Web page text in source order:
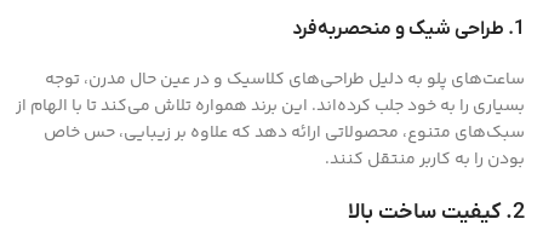
1. طراحی شیک و منحصربه‌فرد
ساعت‌های پلو به دلیل طراحی‌های کلاسیک و در عین حال مدرن، توجه
بسیاری را به خود جلب کرده‌اند. این برند همواره تلاش می‌کند تا با الهام از
سبک‌های متنوع، محصولاتی ارائه دهد که علاوه بر زیبایی، حس خاص
بودن را به کاربر منتقل کنند.
2. کیفیت ساخت بالا